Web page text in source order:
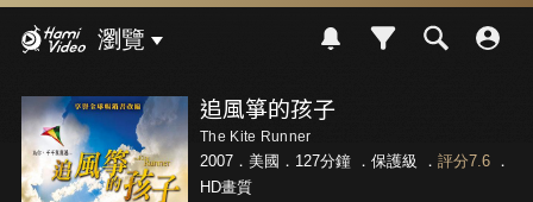
瀏覽
追風箏的孩子
The Kite Runner
2007．美國．127分鐘 ． 保護級 ． 評分7.6．
HD畫質